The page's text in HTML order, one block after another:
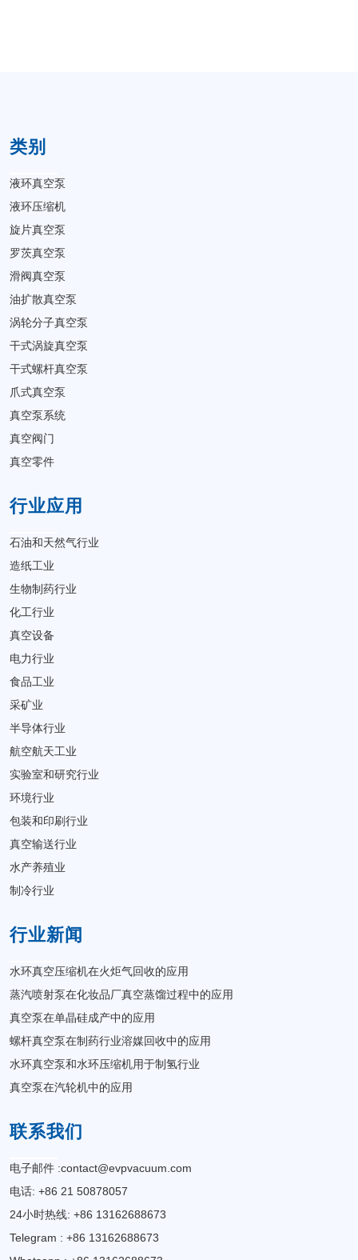
类别
液环真空泵
液环压缩机
旋片真空泵
罗茨真空泵
滑阀真空泵
油扩散真空泵
涡轮分子真空泵
干式涡旋真空泵
干式螺杆真空泵
爪式真空泵
真空泵系统
真空阀门
真空零件
行业应用
石油和天然气行业
造纸工业
生物制药行业
化工行业
真空设备
电力行业
食品工业
采矿业
半导体行业
航空航天工业
实验室和研究行业
环境行业
包装和印刷行业
真空输送行业
水产养殖业
制冷行业
行业新闻
水环真空压缩机在火炬气回收的应用
蒸汽喷射泵在化妆品厂真空蒸馏过程中的应用
真空泵在单晶硅成产中的应用
螺杆真空泵在制药行业溶媒回收中的应用
水环真空泵和水环压缩机用于制氢行业
真空泵在汽轮机中的应用
联系我们
电子邮件 :contact@evpvacuum.com
电话: +86 21 50878057
24小时热线: +86 13162688673
Telegram : +86 13162688673